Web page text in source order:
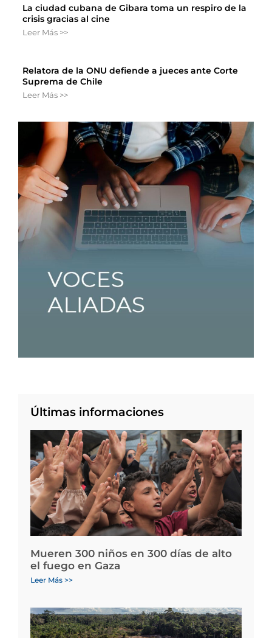
La ciudad cubana de Gibara toma un respiro de la
crisis gracias al cine
Leer Más >>
Relatora de la ONU defiende a jueces ante Corte
Suprema de Chile
Leer Más >>
Últimas informaciones
Mueren 300 niños en 300 días de alto
el fuego en Gaza
Leer Más >>